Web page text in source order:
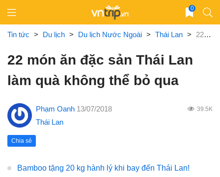
content
0
Tin tức > Du lịch > Du lịch Nước Ngoài > Thái Lan > 22 món ăn đặc sản Thái Lan làm quà không thể bỏ qua
22 món ăn đặc sản Thái Lan
làm quà không thể bỏ qua
Phạm Oanh 13/07/2018 39.5K
Thái Lan
Chia sẻ
Bamboo tặng 20 kg hành lý khi bay đến Thái Lan!